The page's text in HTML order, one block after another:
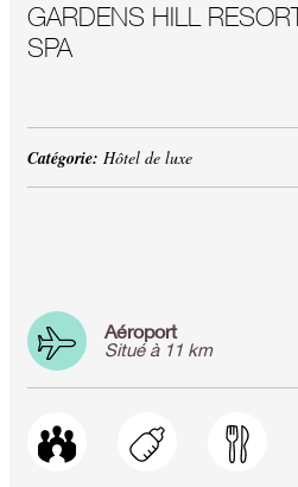
GARDENS HILL
SPA
Catégorie: Hôtel de luxe
Aéroport
Situé à 11 km